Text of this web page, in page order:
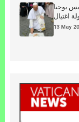
يوحنا
اغتيال
13 May